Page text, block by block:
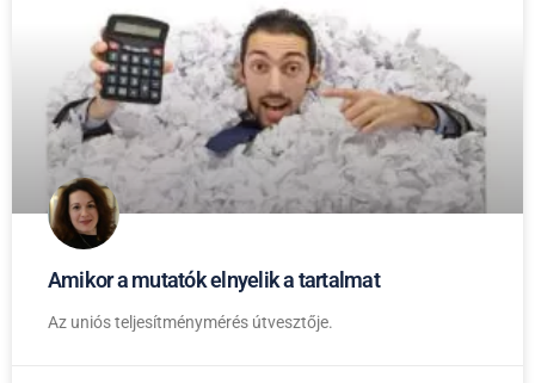
Amikor a mutatók elnyelik a tartalmat
Az uniós teljesítménymérés útvesztője.